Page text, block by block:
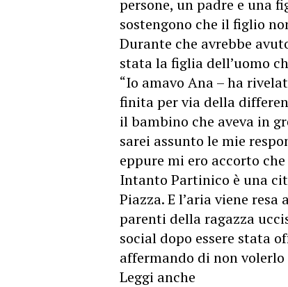
persone, un padre e una
sostengono che il figlio
Durante che avrebbe
stata la figlia dell’uomo
“Io amavo Ana – ha
finita per via della
il bambino che aveva in
sarei assunto le mie
eppure mi ero accorto che
Intanto Partinico è una
Piazza. E l’aria viene
parenti della ragazza
social dopo essere stata
affermando di non
Leggi anche